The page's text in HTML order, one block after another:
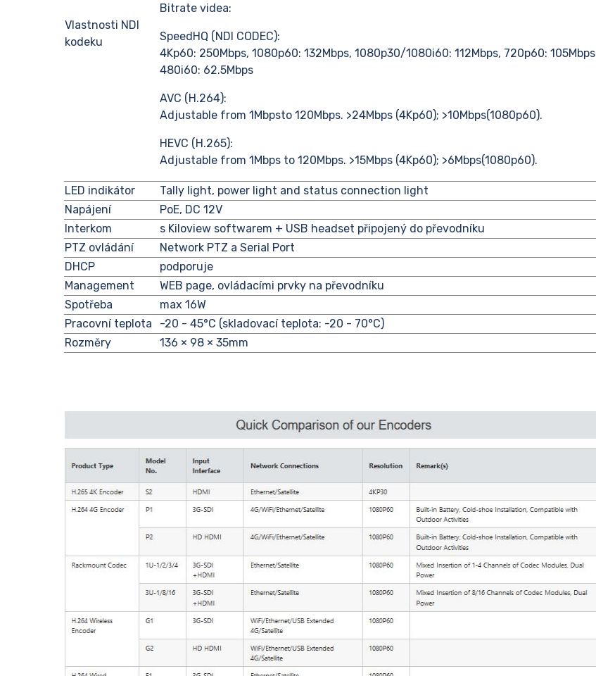
Vlastnosti NDI
kodeku
Bitrate videa:
SpeedHQ (NDI CODEC):
4Kp60: 250Mbps, 1080p60: 132Mbps, 1080p30/1080i60: 112Mbps, 720p60: 105Mbps
480i60: 62.5Mbps
AVC (H.264):
Adjustable from 1Mbpsto 120Mbps. >24Mbps (4Kp60); >10Mbps(1080p60).
HEVC (H.265):
Adjustable from 1Mbps to 120Mbps. >15Mbps (4Kp60); >6Mbps(1080p60).
LED indikátor
Tally light, power light and status connection light
Napájení
PoE, DC 12V
Interkom
s Kiloview softwarem + USB headset připojený do převodníku
PTZ ovládání
Network PTZ a Serial Port
DHCP
podporuje
Management
WEB page, ovládacími prvky na převodníku
Spotřeba
max 16W
Pracovní teplota
-20 - 45°C (skladovací teplota: -20 - 70°C)
Rozměry
136 × 98 × 35mm